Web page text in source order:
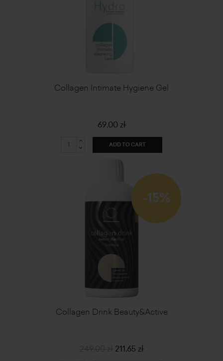
Collagen Intimate Hygiene Gel
69,00 zł
ADD TO CART
-15%
Collagen Drink Beauty&Active
211,65 zł